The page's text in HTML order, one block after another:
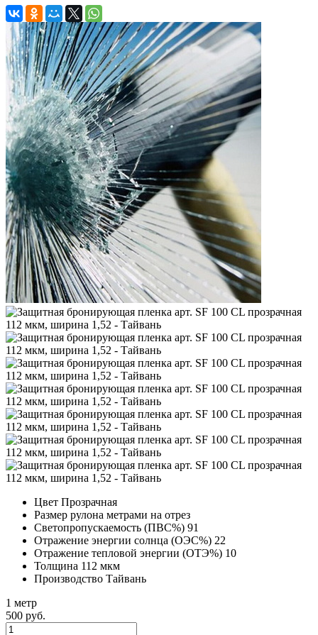
Цвет Прозрачная
Размер рулона метрами на отрез
Светопропускаемость (ПВС%) 91
Отражение энергии солнца (ОЭС%) 22
Отражение тепловой энергии (ОТЭ%) 10
Толщина 112 мкм
Производство Тайвань
1 метр
500 руб.